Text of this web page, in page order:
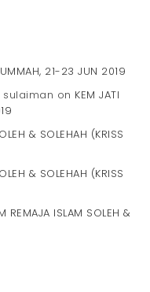
21-23 JUN 2019
sulaiman on KEM JATI
& SOLEHAH (KRISS
& SOLEHAH (KRISS
REMAJA ISLAM SOLEH &